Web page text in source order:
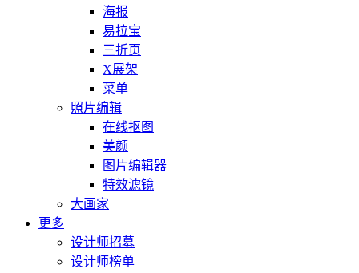
海报
易拉宝
三折页
X展架
菜单
照片编辑
在线抠图
美颜
图片编辑器
特效滤镜
大画家
更多
设计师招募
设计师榜单